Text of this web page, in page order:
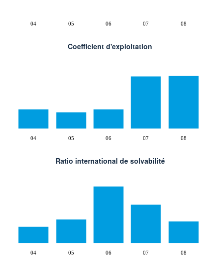
04 05 06 07 08
Coefficient d'exploitation
04 05 06 07 08
Ratio international de solvabilité
04 05 06 07 08